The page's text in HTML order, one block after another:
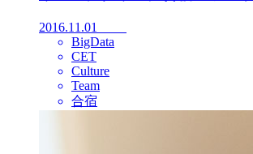
2016.11.01
BigData
CET
Culture
Team
合宿